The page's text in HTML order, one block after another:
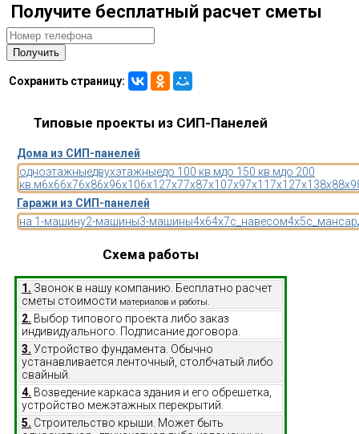
Получите бесплатный расчет сметы
Сохранить страницу:
Типовые проекты из СИП-Панелей
Дома из СИП-панелей
одноэтажныедвухэтажныедо 100 кв.мдо 150 кв.мдо 200
кв.м6x66x76x86x96x106x127x77x87x107x97x117x127x138x88x9
Гаражи из СИП-панелей
на 1-машину2-машины3-машины4x64x7с_навесом4x5
Схема работы
1. Звонок в нашу компанию. Бесплатно расчет
сметы стоимости материалов и работы.
2. Выбор типового проекта либо заказ
индивидуального. Подписание договора.
3. Устройство фундамента. Обычно
устанавливается ленточный, столбчатый либо
свайный.
4. Возведение каркаса здания и его обрешетка,
устройство межэтажных перекрытий.
5. Строительство крыши. Может быть